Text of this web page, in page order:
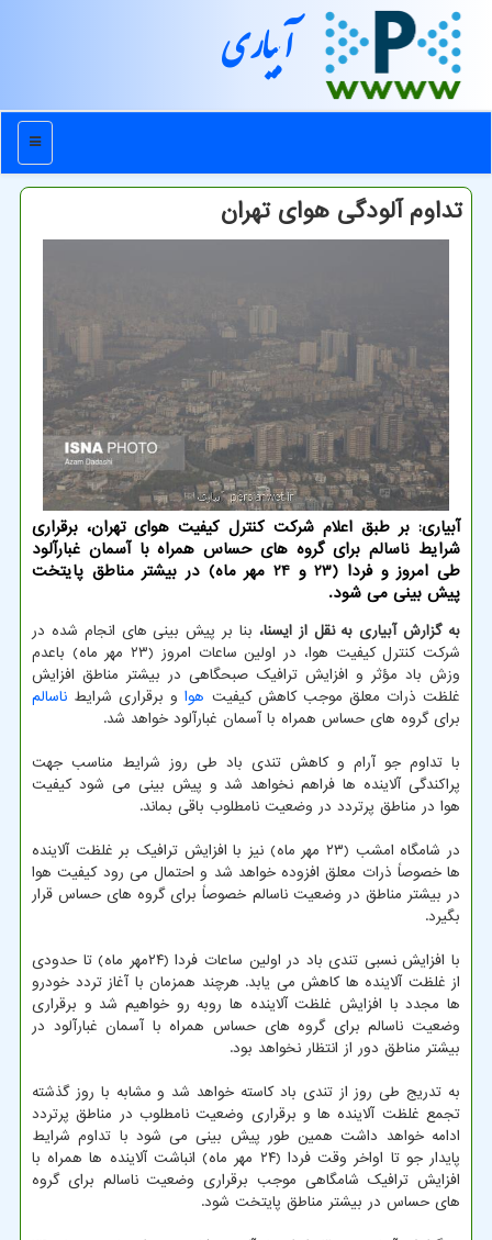
آبیاری
منو
تداوم آلودگی هوای تهران
آبیاری: بر طبق اعلام شركت كنترل كیفیت هوای تهران، برقراری
شرایط ناسالم برای گروه های حساس همراه با آسمان غبارآلود
طی امروز و فردا (23 و 24 مهر ماه) در بیشتر مناطق پایتخت
پیش بینی می شود.
به گزارش آبیاری به نقل از ایسنا، بنا بر پیش بینی های انجام شده در
شرکت کنترل کیفیت هوا، در اولین ساعات امروز (۲۳ مهر ماه) باعدم
وزش باد مؤثر و افزایش ترافیک صبحگاهی در بیشتر مناطق افزایش
غلظت ذرات معلق موجب کاهش کیفیت هواو برقراری شرایط ناسالم
برای گروه های حساس همراه با آسمان غبارآلود خواهد شد.
با تداوم جو آرام و کاهش تندی باد طی روز شرایط مناسب جهت
پراکندگی آلاینده ها فراهم نخواهد شد و پیش بینی می شود کیفیت
هوا در مناطق پرتردد در وضعیت نامطلوب باقی بماند.
در شامگاه امشب (۲۳ مهر ماه) نیز با افزایش ترافیک بر غلظت آلاینده
ها خصوصاً ذرات معلق افزوده خواهد شد و احتمال می رود کیفیت هوا
در بیشتر مناطق در وضعیت ناسالم خصوصاً برای گروه های حساس قرار
بگیرد.
با افزایش نسبی تندی باد در اولین ساعات فردا (۲۴مهر ماه) تا حدودی
از غلظت آلاینده ها کاهش می یابد. هرچند همزمان با آغاز تردد خودرو
ها مجدد با افزایش غلظت آلاینده ها روبه رو خواهیم شد و برقراری
وضعیت ناسالم برای گروه های حساس همراه با آسمان غبارآلود در
بیشتر مناطق دور از انتظار نخواهد بود.
به تدریج طی روز از تندی باد کاسته خواهد شد و مشابه با روز گذشته
تجمع غلظت آلاینده ها و برقراری وضعیت نامطلوب در مناطق پرتردد
ادامه خواهد داشت همین طور پیش بینی می شود با تداوم شرایط
پایدار جو تا اواخر وقت فردا (۲۴ مهر ماه) انباشت آلاینده ها همراه با
افزایش ترافیک شامگاهی موجب برقراری وضعیت ناسالم برای گروه
های حساس در بیشتر مناطق پایتخت شود.